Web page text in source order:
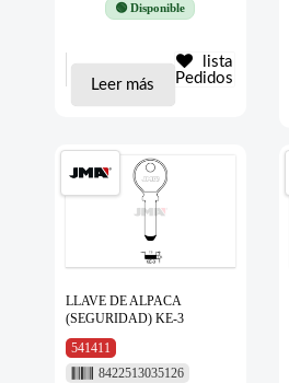
🟢 Disponible
Leer más
lista
Pedidos
LLAVE DE ALPACA
(SEGURIDAD) KE-3
541411
8422513035126